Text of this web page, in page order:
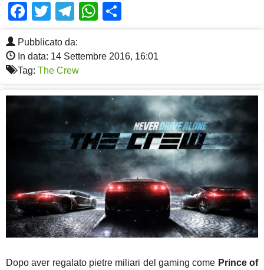
Facebook
TwitterTelegram
WhatsApp
Pubblicato da:
In data: 14 Settembre 2016, 16:01
Tag: The Crew
Dopo aver regalato pietre miliari del gaming come Prince of